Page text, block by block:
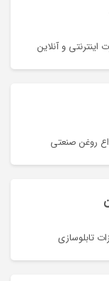
و آنلاین
روغن صنعتی
تابلوسازی